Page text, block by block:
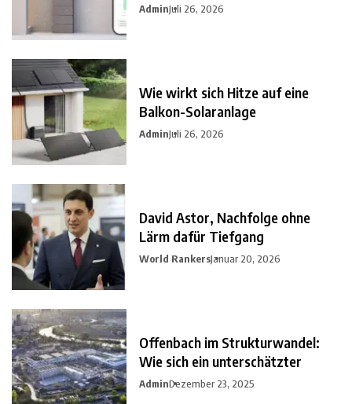
AdminJuli 26, 2026
Wie wirkt sich Hitze auf eine
Balkon-Solaranlage
AdminJuli 26, 2026
David Astor, Nachfolge ohne
Lärm dafür Tiefgang
World RankersJanuar 20, 2026
Offenbach im Strukturwandel:
Wie sich ein unterschätzter
AdminDezember 23, 2025